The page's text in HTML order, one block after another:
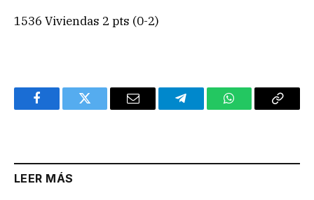
1536 Viviendas 2 pts (0-2)
FacebookTwitter Email TelegramWhatsAppCopy
LEER MÁS